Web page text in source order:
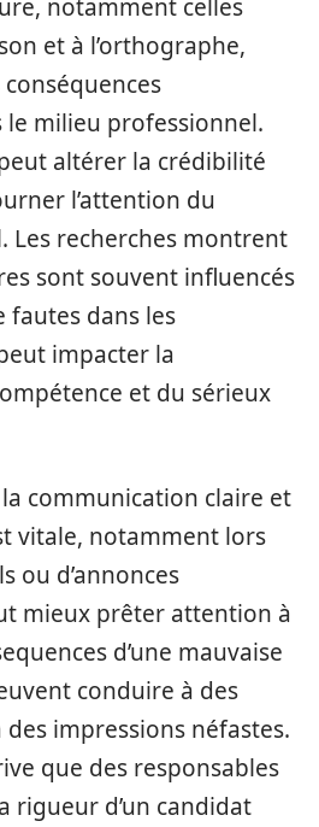
notamment celles
et à l’orthographe,
le milieu professionnel.
altérer la crédibilité
l’attention du
Les recherches montrent
sont souvent influencés
fautes dans les
impacter la
et du sérieux
communication claire et
vitale, notamment lors
ou d’annonces
mieux prêter attention à
d’une mauvaise
conduire à des
impressions néfastes.
que des responsables
rigueur d’un candidat